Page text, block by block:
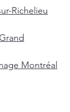
Richelieu
Montréal